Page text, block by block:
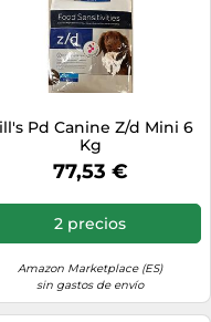
Pd Canine Z/d Mini 6
Kg
77,53 €
2 precios
Amazon Marketplace (ES)
sin gastos de envío